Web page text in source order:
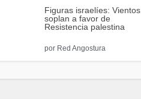
Figuras israelíes: Vientos
soplan a favor de
Resistencia palestina
porRed Angostura